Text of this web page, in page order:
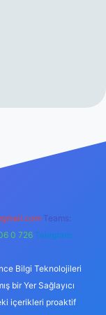
Teams:
0 726 Telegram:
Bilgi Teknolojileri
bir Yer Sağlayıcı
içerikleri proaktif